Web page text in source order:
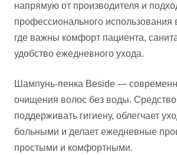
напрямую от производителя и
профессионального использования
где важны комфорт пациента,
удобство ежедневного ухода.
Шампунь-пенка Beside —
очищения волос без воды. Средство
поддерживать гигиену, облегчает
больными и делает ежедневные
простыми и комфортными.